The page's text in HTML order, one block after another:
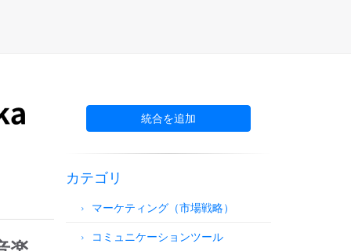
統合を追加
カテゴリ
マーケティング（市場戦略）
コミュニケーションツール